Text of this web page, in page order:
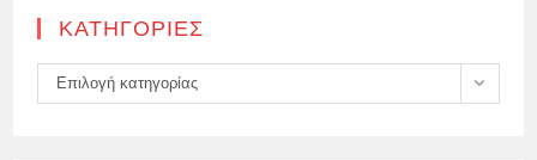
KΑΤΗΓΟΡΊΕΣ
Kατηγορίες
Επιλογή κατηγορίας